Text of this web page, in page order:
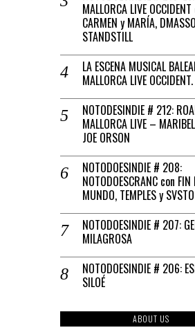
MALLORCA LIVE
CARMEN y MARÍA,
STANDSTILL
LA ESCENA MUSICAL
MALLORCA LIVE
NOTODESINDIE # 212:
MALLORCA LIVE –
JOE ORSON
NOTODOESINDIE # 208:
NOTODOESCRANC con FIN
MUNDO, TEMPLES y SVSTO
NOTODOESINDIE # 207:
MILAGROSA
NOTODOESINDIE # 206:
SILOÉ
ABOUT US